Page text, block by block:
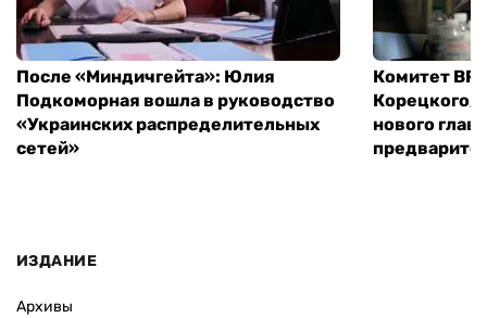
После «Миндичгейта»: Юлия
Подкоморная вошла в руководство
«Украинских распределительных
сетей»
Комитет ВР
Корецкого,
нового
ИЗДАНИЕ
Архивы